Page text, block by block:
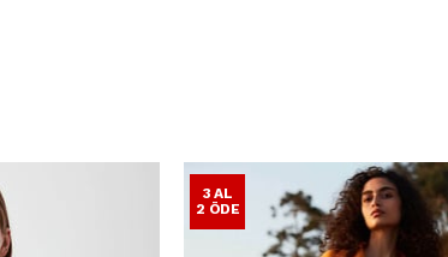
3 AL
2 ÖDE